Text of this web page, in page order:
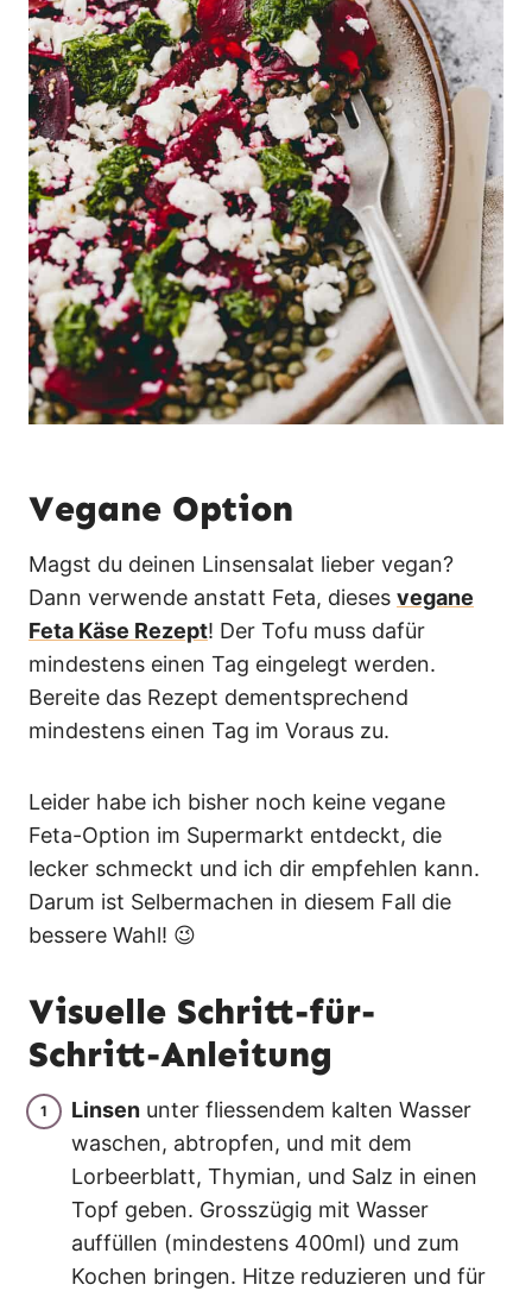
Vegane Option
Magst du deinen Linsensalat lieber vegan?
Dann verwende anstatt Feta, dieses vegane
Feta Käse Rezept! Der Tofu muss dafür
mindestens einen Tag eingelegt werden.
Bereite das Rezept dementsprechend
mindestens einen Tag im Voraus zu.
Leider habe ich bisher noch keine vegane
Feta-Option im Supermarkt entdeckt, die
lecker schmeckt und ich dir empfehlen kann.
Darum ist Selbermachen in diesem Fall die
bessere Wahl! 😉
Visuelle Schritt-für-
Schritt-Anleitung
Linsen unter fliessendem kalten Wasser
waschen, abtropfen, und mit dem
Lorbeerblatt, Thymian, und Salz in einen
Topf geben. Grosszügig mit Wasser
auffüllen (mindestens 400ml) und zum
Kochen bringen. Hitze reduzieren und für